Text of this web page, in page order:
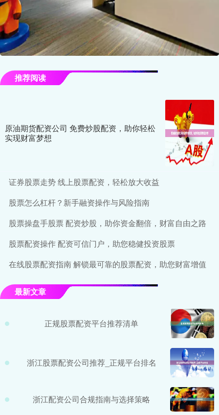
推荐阅读
原油期货配资公司 免费炒股配资，助你轻松
实现财富梦想
证券股票走势 线上股票配资，轻松放大收益
股票怎么杠杆？新手融资操作与风险指南
股票操盘手股票 配资炒股，助你资金翻倍，财富自由之路
股票配资操作 配资可信门户，助您稳健投资股票
在线股票配资指南 解锁最可靠的股票配资，助您财富增值
最新文章
正规股票配资平台推荐清单
浙江股票配资公司推荐_正规平台排名
浙江配资公司合规指南与选择策略